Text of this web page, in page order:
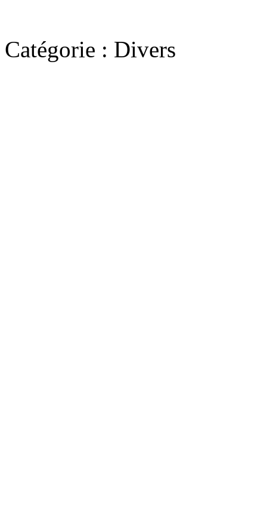
Catégorie : Divers